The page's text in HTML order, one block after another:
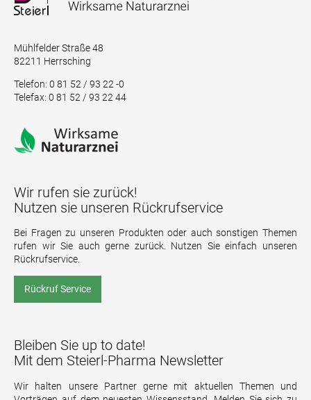
Mühlfelder Straße 48
82211 Herrsching
Telefon: 0 81 52 / 93 22 -0
Telefax: 0 81 52 / 93 22 44
Wir rufen sie zurück!
Nutzen sie unseren Rückrufservice
Bei Fragen zu unseren Produkten oder auch sonstigen Themen
rufen wir Sie auch gerne zurück. Nutzen Sie einfach unseren
Rückrufservice.
Rückruf Service
Bleiben Sie up to date!
Mit dem Steierl-Pharma Newsletter
Wir halten unsere Partner gerne mit aktuellen Themen und